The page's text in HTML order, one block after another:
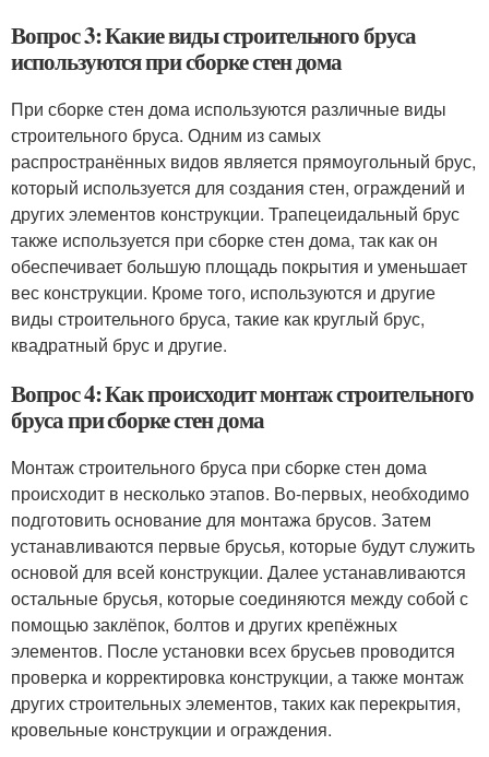
Вопрос 3: Какие виды строительного бруса
используются при сборке стен дома
При сборке стен дома используются различные виды
строительного бруса. Одним из самых
распространённых видов является прямоугольный брус,
который используется для создания стен, ограждений и
других элементов конструкции. Трапецеидальный брус
также используется при сборке стен дома, так как он
обеспечивает большую площадь покрытия и уменьшает
вес конструкции. Кроме того, используются и другие
виды строительного бруса, такие как круглый брус,
квадратный брус и другие.
Вопрос 4: Как происходит монтаж строительного
бруса при сборке стен дома
Монтаж строительного бруса при сборке стен дома
происходит в несколько этапов. Во-первых, необходимо
подготовить основание для монтажа брусов. Затем
устанавливаются первые брусья, которые будут служить
основой для всей конструкции. Далее устанавливаются
остальные брусья, которые соединяются между собой с
помощью заклёпок, болтов и других крепёжных
элементов. После установки всех брусьев проводится
проверка и корректировка конструкции, а также монтаж
других строительных элементов, таких как перекрытия,
кровельные конструкции и ограждения.